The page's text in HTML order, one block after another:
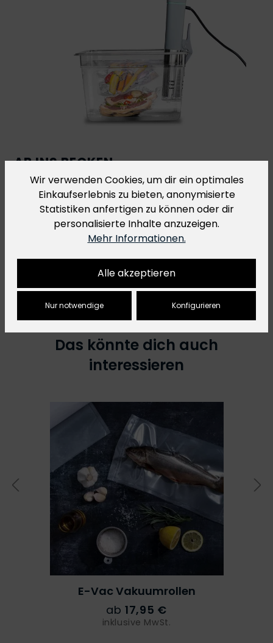
AB INS BECKEN
GEEIGNET FÜR SOUS-VIDE
R-Vac Vakuumbeutel eignen sich perfekt für die
Sous-Vide Küche. Bei Sous-Vide Gerichten, die bei
einer Temperatur von über 70 °C für mehr als 2
Stunden gegart werden, empfehlen wir dir
allerdings unsereH-Vac Kochbeutel.
Das könnte dich auch
interessieren
E-Vac Vakuumrollen
ab17,95 €
inklusive MwSt.
Wir verwenden Cookies, um dir ein optimales
Einkaufserlebnis zu bieten, anonymisierte
Statistiken anfertigen zu können oder dir
personalisierte Inhalte anzuzeigen.
Mehr Informationen.
Alle akzeptieren
Nur notwendige Konfigurieren